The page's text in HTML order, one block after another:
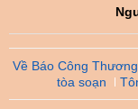
Về Báo Công Thương
tòa soạn